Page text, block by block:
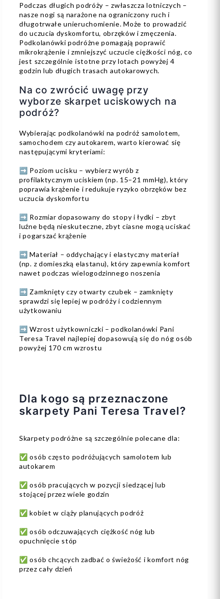
Podczas długich podróży – zwłaszcza lotniczych –
nasze nogi są narażone na ograniczony ruch i
długotrwałe unieruchomienie. Może to prowadzić
do uczucia dyskomfortu, obrzęków i zmęczenia.
Podkolanówki podróżne pomagają poprawić
mikrokrążenie i zmniejszyć uczucie ciężkości nóg, co
jest szczególnie istotne przy lotach powyżej 4
godzin lub długich trasach autokarowych.
Na co zwrócić uwagę przy
wyborze skarpet uciskowych na
podróż?
Wybierając podkolanówki na podróż samolotem,
samochodem czy autokarem, warto kierować się
następującymi kryteriami:
➡️ Poziom ucisku – wybierz wyrób z
profilaktycznym uciskiem (np. 15–21 mmHg), który
poprawia krążenie i redukuje ryzyko obrzęków bez
uczucia dyskomfortu
➡️ Rozmiar dopasowany do stopy i łydki – zbyt
luźne będą nieskuteczne, zbyt ciasne mogą uciskać
i pogarszać krążenie
➡️ Materiał – oddychający i elastyczny materiał
(np. z domieszką elastanu), który zapewnia komfort
nawet podczas wielogodzinnego noszenia
➡️ Zamknięty czy otwarty czubek – zamknięty
sprawdzi się lepiej w podróży i codziennym
użytkowaniu
➡️ Wzrost użytkowniczki – podkolanówki Pani
Teresa Travel najlepiej dopasowują się do nóg osób
powyżej 170 cm wzrostu
Dla kogo są przeznaczone
skarpety Pani Teresa Travel?
Skarpety podróżne są szczególnie polecane dla:
✅ osób często podróżujących samolotem lub
autokarem
✅ osób pracujących w pozycji siedzącej lub
stojącej przez wiele godzin
✅ kobiet w ciąży planujących podróż
✅ osób odczuwających ciężkość nóg lub
opuchnięcie stóp
✅ osób chcących zadbać o świeżość i komfort nóg
przez cały dzień